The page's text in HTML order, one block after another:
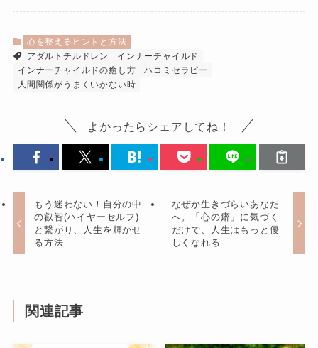
心を整えるヒントと方法
アダルトチルドレン
インナーチャイルド
インナーチャイルドの癒し方
ハコミセラピー
人間関係がうまくいかない時
よかったらシェアしてね！
もう迷わない！自分の中
の叡智(ハイヤーセルフ)
と繋がり、人生を輝かせ
る方法
なぜか生きづらいあなた
へ。「心の癖」に気づく
だけで、人生はもっと優
しくなれる
関連記事